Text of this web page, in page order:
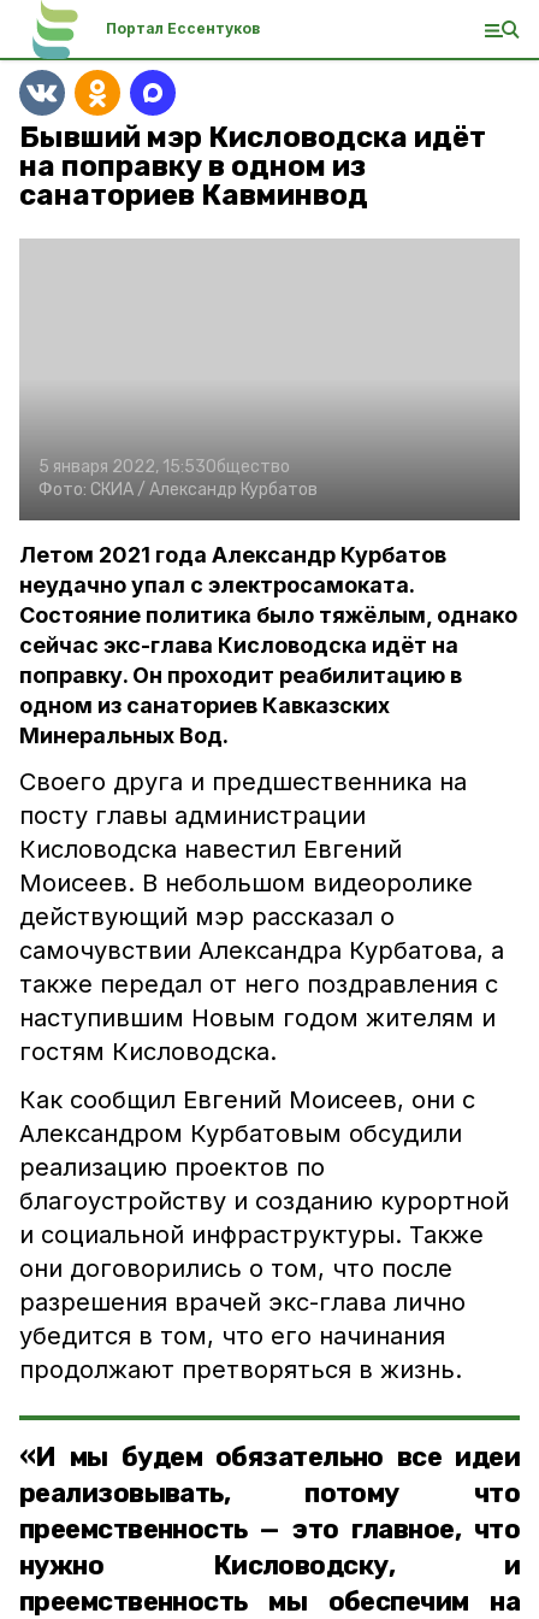
Портал Ессентуков
Бывший мэр Кисловодска идёт
на поправку в одном из
санаториев Кавминвод
5 января 2022, 15:53Общество
Фото: СКИА / Александр Курбатов
Летом 2021 года Александр Курбатов
неудачно упал с электросамоката.
Состояние политика было тяжёлым, однако
сейчас экс-глава Кисловодска идёт на
поправку. Он проходит реабилитацию в
одном из санаториев Кавказских
Минеральных Вод.
Своего друга и предшественника на
посту главы администрации
Кисловодска навестил Евгений
Моисеев. В небольшом видеоролике
действующий мэр рассказал о
самочувствии Александра Курбатова, а
также передал от него поздравления с
наступившим Новым годом жителям и
гостям Кисловодска.
Как сообщил Евгений Моисеев, они с
Александром Курбатовым обсудили
реализацию проектов по
благоустройству и созданию курортной
и социальной инфраструктуры. Также
они договорились о том, что после
разрешения врачей экс-глава лично
убедится в том, что его начинания
продолжают претворяться в жизнь.
«И мы будем обязательно все идеи
реализовывать, потому что
преемственность — это главное, что
нужно Кисловодску, и
преемственность мы обеспечим на